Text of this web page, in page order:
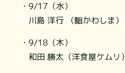
・9/17（水）
川島 洋行 （鮨かわしま）
・9/18（木）
和田 勝太（洋食屋ケムリ）